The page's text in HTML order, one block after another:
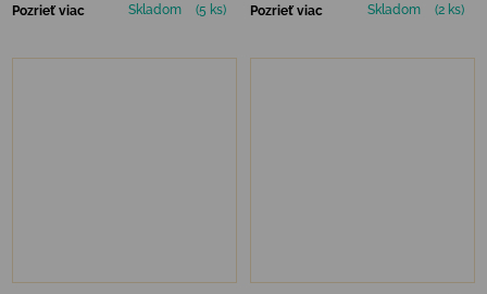
Pozrieť viac Skladom (5 ks) Pozrieť viac Skladom (2 ks)